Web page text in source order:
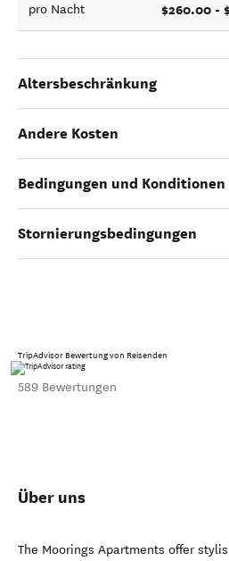
pro Nacht $260.00 -
Altersbeschränkung
Andere Kosten
Bedingungen und Konditionen
Stornierungsbedingungen
TripAdvisor Bewertung von Reisenden
589 Bewertungen
Über uns
The Moorings Apartments offer